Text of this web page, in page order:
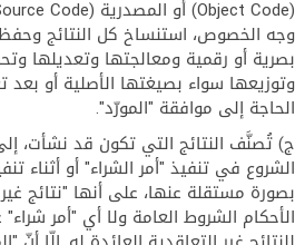
وجه الخصوص، استنساخ كل النتائج
بصرية أو رقمية ومعالجتها وتعديلها
وتوزيعها سواء بصيغتها الأصلية أو
الحاجة إلى موافقة "المورّد".
ج) تُصنَّف النتائج التي تكون قد نشأت،
الشروع في تنفيذ "أمر الشراء" أو أثناء
بصورة مستقلة عنها، على أنها "نتائج
الأحكام الشروط العامة ولا أي "أمر